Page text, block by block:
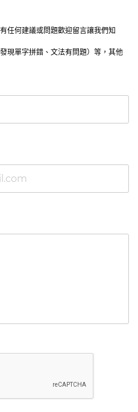
任何建議或問題歡迎留言讓我們知
現單字拼錯、文法有問題）等，其他